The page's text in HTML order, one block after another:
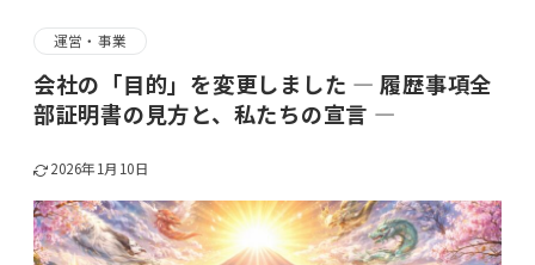
運営・事業
会社の「目的」を変更しました ― 履歴事項全
部証明書の見方と、私たちの宣言 ―
2026年1月10日